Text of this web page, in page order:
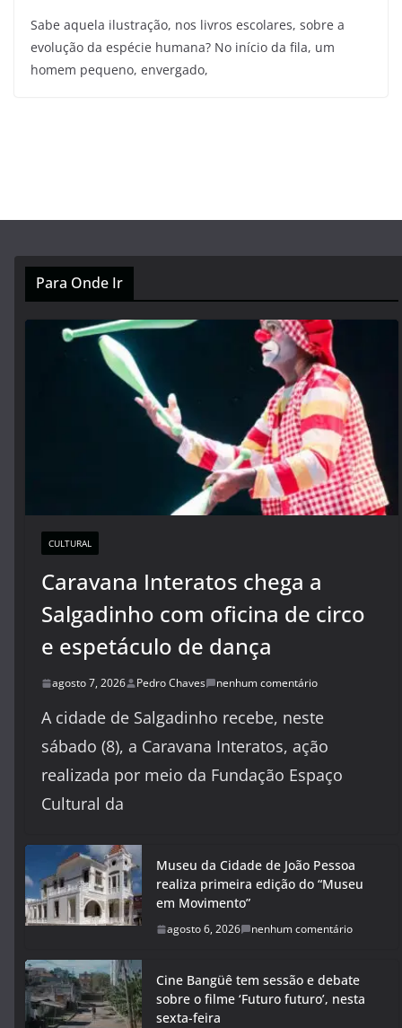
Sabe aquela ilustração, nos livros escolares, sobre a
evolução da espécie humana? No início da fila, um
homem pequeno, envergado,
Para Onde Ir
CULTURAL
Caravana Interatos chega a
Salgadinho com oficina de circo
e espetáculo de dança
agosto 7, 2026 Pedro Chaves nenhum comentário
A cidade de Salgadinho recebe, neste
sábado (8), a Caravana Interatos, ação
realizada por meio da Fundação Espaço
Cultural da
Museu da Cidade de João Pessoa
realiza primeira edição do “Museu
em Movimento”
agosto 6, 2026 nenhum comentário
Cine Bangüê tem sessão e debate
sobre o filme ‘Futuro futuro’, nesta
sexta-feira